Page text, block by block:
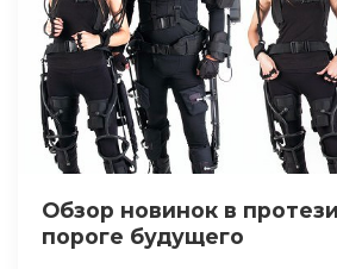
Обзор новинок в
пороге будущего